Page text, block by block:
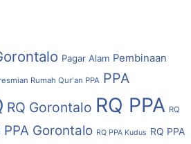
Pagar Alam Pembinaan
Rumah Qur'an PPA PPA
RQ Gorontalo RQ PPA RQ
PPA Gorontalo RQ PPA Kudus RQ PPA